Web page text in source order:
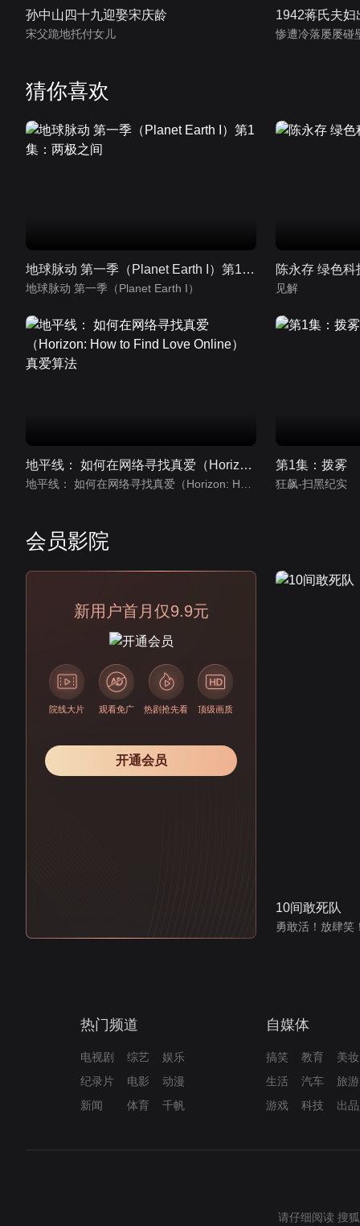
孙中山四十九迎娶宋庆龄
宋父跪地托付女儿
1942蒋氏夫妇
惨遭冷落屡屡碰
猜你喜欢
地球脉动 第一季（Planet Earth I）第1集：两极之间
地球脉动 第一季（Planet Earth I）
陈永存 绿色
见解
地平线： 如何在网络寻找真爱（Horizon: How to Find Love Online）真爱算法 第1集：拨雾
狂飙-扫黑纪实
会员影院
新用户首月仅9.9元
院线大片 观看免广 热剧抢先看 顶级画质
开通会员
会员
10间敢死队
勇敢活！放肆笑
热门频道
电视剧 综艺
娱乐
纪录片
电影
动漫
新闻
体育 千帆
自媒体
搞笑 教育
美妆
生活
汽车
旅游
游戏
科技 出
请仔细阅读 搜